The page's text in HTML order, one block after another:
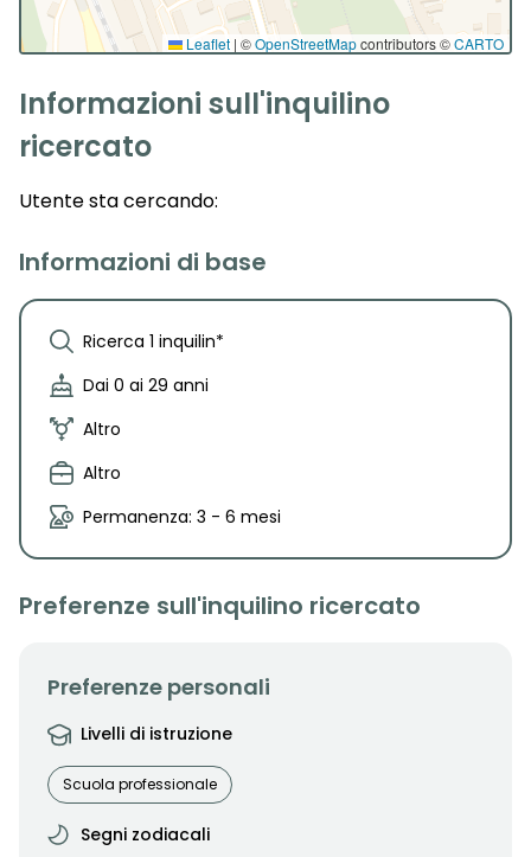
Leaflet | ©OpenStreetMapcontributors ©CARTO
Informazioni sull'inquilino
ricercato
Utentesta cercando:
Informazioni di base
Ricerca 1 inquilin*
Dai 0 ai 29 anni
Altro
Altro
Permanenza: 3 - 6 mesi
Preferenze sull'inquilino ricercato
Preferenze personali
Livelli di istruzione
Scuola professionale
Segni zodiacali